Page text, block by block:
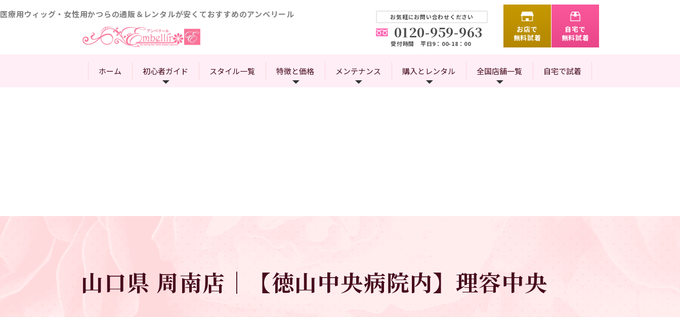
医療用ウィッグ・女性用かつらの通販＆レンタルが安くておすすめのアンベリール お気軽にお問い合わせください
0120-959-963
受付時間 平日9：00-18：00
お店で
無料試着
自宅で
無料試着
ホーム 初心者ガイド スタイル一覧 特徴と価格 メンテナンス 購入とレンタル 全国店舗一覧 自宅で試着
山口県 周南店｜【徳山中央病院内】理容中央